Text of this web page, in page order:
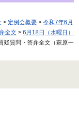
> 定例会概要 > 令和7年6月
全文 > 6月18日（水曜日）
疑質問・答弁全文（萩原一